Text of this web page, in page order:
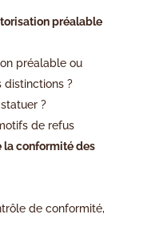
préalable
préalable ou
distinctions ?
?
de refus
la conformité des
de conformité,